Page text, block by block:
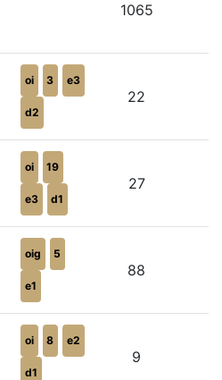
1065
oi 3 e3
d2
22
oi 19
e3 d1
27
oig 5
e1
88
oi 8 e2
d1
9